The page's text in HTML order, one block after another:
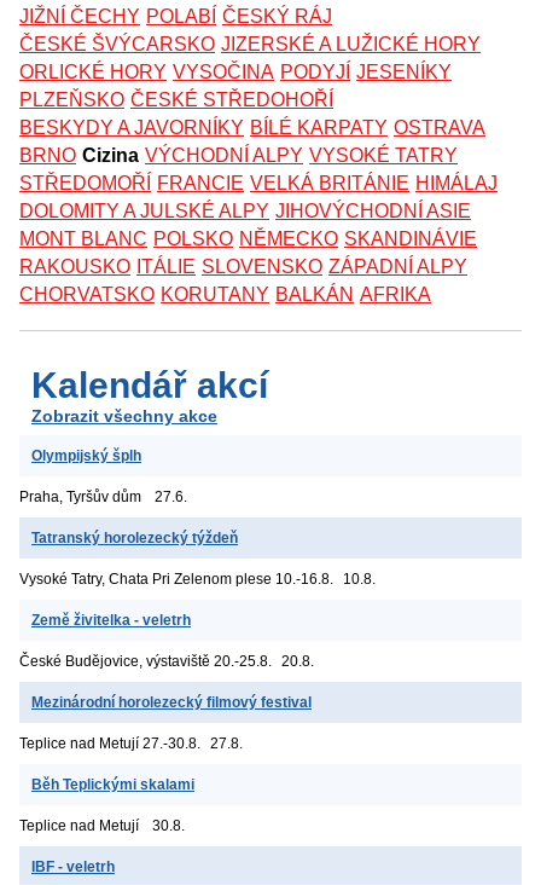
JIŽNÍ ČECHY POLABÍ ČESKÝ RÁJ
ČESKÉ ŠVÝCARSKO JIZERSKÉ A LUŽICKÉ HORY
ORLICKÉ HORY VYSOČINA PODYJÍ JESENÍKY
PLZEŇSKO ČESKÉ STŘEDOHOŘÍ
BESKYDY A JAVORNÍKY BÍLÉ KARPATY OSTRAVA
BRNO Cizina VÝCHODNÍ ALPY VYSOKÉ TATRY
STŘEDOMOŘÍ
FRANCIE VELKÁ BRITÁNIE HIMÁLAJ
DOLOMITY A JULSKÉ ALPY JIHOVÝCHODNÍ ASIE
MONT BLANC POLSKO NĚMECKO SKANDINÁVIE
RAKOUSKO ITÁLIE SLOVENSKO ZÁPADNÍ ALPY
CHORVATSKO KORUTANY BALKÁN AFRIKA
Kalendář akcí
Zobrazit všechny akce
Olympijský šplh
Praha, Tyršův dům 27.6.
Tatranský horolezecký týždeň
Vysoké Tatry, Chata Pri Zelenom plese 10.-16.8. 10.8.
Země živitelka - veletrh
České Budějovice, výstaviště 20.-25.8. 20.8.
Mezinárodní horolezecký filmový festival
Teplice nad Metují 27.-30.8. 27.8.
Běh Teplickými skalami
Teplice nad Metují 30.8.
IBF - veletrh